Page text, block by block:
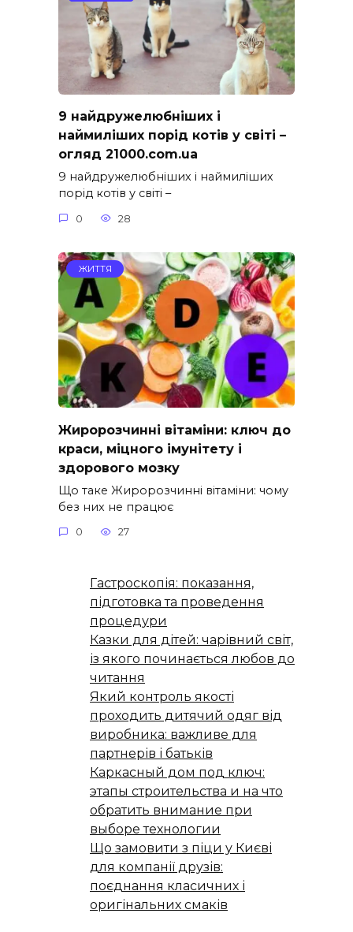
9 найдружелюбніших і
наймиліших порід котів у світі –
огляд 21000.com.ua
9 найдружелюбніших і наймиліших
порід котів у світі –
0 28
ЖИТТЯ
Жиророзчинні вітаміни: ключ до
краси, міцного імунітету і
здорового мозку
Що таке Жиророзчинні вітаміни: чому
без них не працює
0 27
Гастроскопія: показання,
підготовка та проведення
процедури
Казки для дітей: чарівний світ,
із якого починається любов до
читання
Який контроль якості
проходить дитячий одяг від
виробника: важливе для
партнерів і батьків
Каркасный дом под ключ:
этапы строительства и на что
обратить внимание при
выборе технологии
Що замовити з піци у Києві
для компанії друзів:
поєднання класичних і
оригінальних смаків